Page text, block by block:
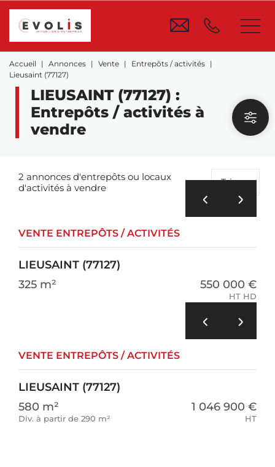
Accueil Annonces Vente
Entrepôts / activités
Lieusaint (77127)
LIEUSAINT (77127) :
Entrepôts / activités à
vendre
2 annonces d'entrepôts ou locaux
d'activités à vendre
Trier
VENTE ENTREPÔTS / ACTIVITÉS
LIEUSAINT (77127)
325 m²
550 000 €
HT HD
VENTE ENTREPÔTS / ACTIVITÉS
LIEUSAINT (77127)
580 m²
Div. à partir de 290 m²
1 046 900 €
HT